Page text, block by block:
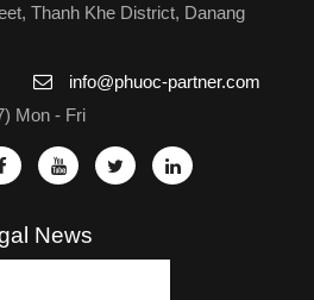
Thanh Khe District, Danang
info@phuoc-partner.com
Mon - Fri
News